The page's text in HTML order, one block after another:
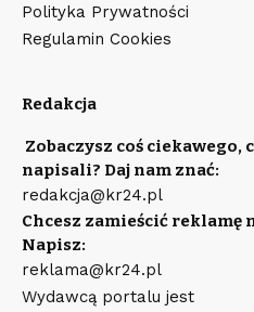
Polityka Prywatności
Regulamin Cookies
Redakcja
Zobaczysz coś ciekawego,
napisali? Daj nam znać:
redakcja@kr24.pl
Chcesz zamieścić reklamę
Napisz:
reklama@kr24.pl
Wydawcą portalu jest